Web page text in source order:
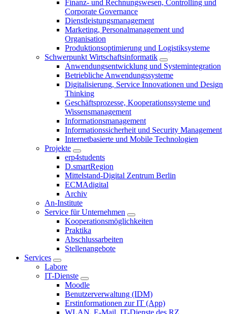
Finanz- und Rechnungswesen, Controlling und
Corporate Governance
Dienstleistungsmanagement
Marketing, Personalmanagement und
Organisation
Produktionsoptimierung und Logistiksysteme
Schwerpunkt Wirtschaftsinformatik
Anwendungsentwicklung und Systemintegration
Betriebliche Anwendungssysteme
Digitalisierung, Service Innovationen und Design
Thinking
Geschäftsprozesse, Kooperationssysteme und
Wissensmanagement
Informationsmanagement
Informationssicherheit und Security Management
Internetbasierte und Mobile Technologien
Projekte
erp4students
D.smartRegion
Mittelstand-Digital Zentrum Berlin
ECMAdigital
Archiv
An-Institute
Service für Unternehmen
Kooperationsmöglichkeiten
Praktika
Abschlussarbeiten
Stellenangebote
Services
Labore
IT-Dienste
Moodle
Benutzerverwaltung (IDM)
Erstinformationen zur IT (App)
WLAN, E-Mail, IT-Dienste des RZ